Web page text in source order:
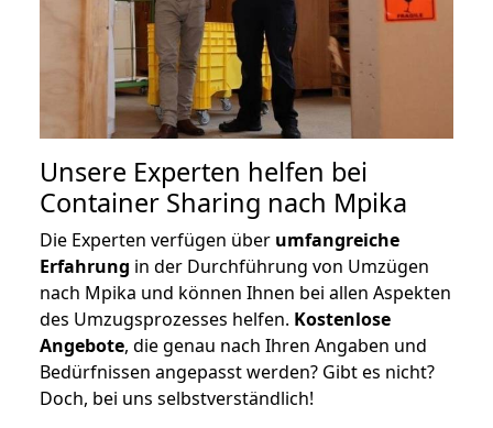
Unsere Experten helfen bei
Container Sharing nach Mpika
Die Experten verfügen über umfangreiche
Erfahrung in der Durchführung von Umzügen
nach Mpika und können Ihnen bei allen Aspekten
des Umzugsprozesses helfen. Kostenlose
Angebote, die genau nach Ihren Angaben und
Bedürfnissen angepasst werden? Gibt es nicht?
Doch, bei uns selbstverständlich!